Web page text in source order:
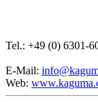
Tel.: +49 (0) 6301-
E-Mail:
Web: